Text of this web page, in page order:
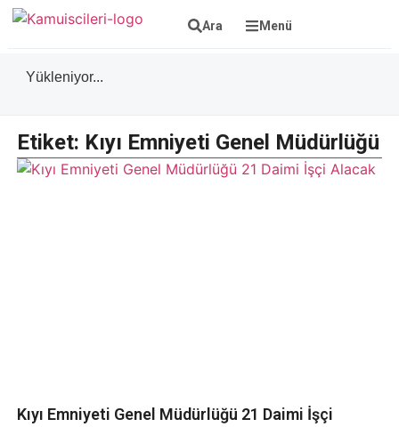
Ara Menü
Yükleniyor...
Etiket: Kıyı Emniyeti Genel Müdürlüğü
Kıyı Emniyeti Genel Müdürlüğü 21 Daimi İşçi